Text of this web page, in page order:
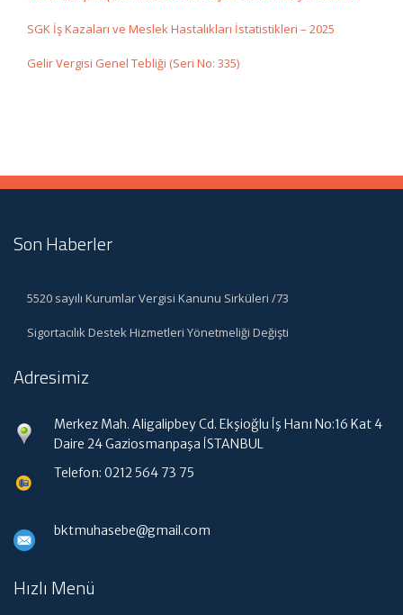
SGK İş Kazaları ve Meslek Hastalıkları İstatistikleri – 2025
Gelir Vergisi Genel Tebliği (Seri No: 335)
Son Haberler
5520 sayılı Kurumlar Vergisi Kanunu Sirküleri /73
Sigortacılık Destek Hizmetleri Yönetmeliği Değişti
Adresimiz
Merkez Mah. Aligalipbey Cd. Ekşioğlu İş Hanı No:16 Kat 4
Daire 24 Gaziosmanpaşa İSTANBUL
Telefon: 0212 564 73 75
bktmuhasebe@gmail.com
Hızlı Menü